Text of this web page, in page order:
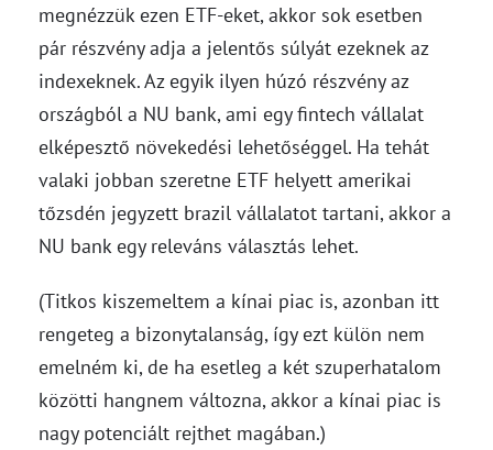
megnézzük ezen ETF-eket, akkor sok esetben
pár részvény adja a jelentős súlyát ezeknek az
indexeknek. Az egyik ilyen húzó részvény az
országból a NU bank, ami egy fintech vállalat
elképesztő növekedési lehetőséggel. Ha tehát
valaki jobban szeretne ETF helyett amerikai
tőzsdén jegyzett brazil vállalatot tartani, akkor a
NU bank egy releváns választás lehet.
(Titkos kiszemeltem a kínai piac is, azonban itt
rengeteg a bizonytalanság, így ezt külön nem
emelném ki, de ha esetleg a két szuperhatalom
közötti hangnem változna, akkor a kínai piac is
nagy potenciált rejthet magában.)